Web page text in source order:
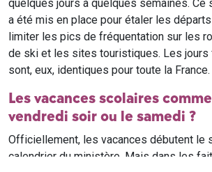
quelques jours à quelques semaines.
a été mis en place pour étaler les
limiter les pics de fréquentation sur les
de ski et les sites touristiques. Les jours
sont, eux, identiques pour toute la France.
Les vacances scolaires
vendredi soir ou le samedi ?
Officiellement, les vacances débutent le
calendrier du ministère. Mais dans les